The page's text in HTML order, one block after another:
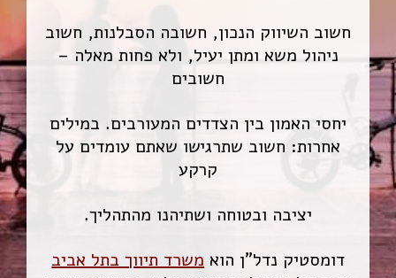
חשוב השיווק הנכון, חשובה הסבלנות, חשוב
ניהול משא ומתן יעיל, ולא פחות מאלה –
חשובים
יחסי האמון בין הצדדים המעורבים. במילים
אחרות: חשוב שתרגישו שאתם עומדים על
קרקע
יציבה ובטוחה ושתיהנו מהתהליך.
דומסטיק נדל”ן הוא משרד תיווך בתל אביב